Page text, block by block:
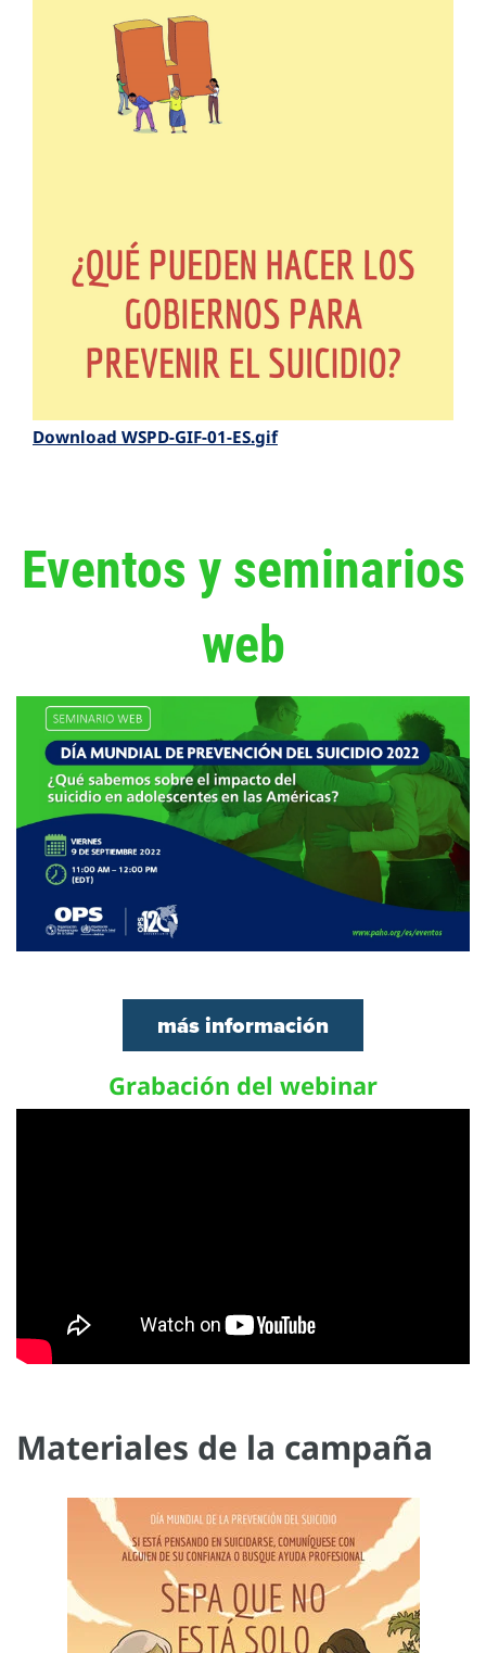
Download WSPD-GIF-01-ES.gif
Eventos y seminarios
web
más información
Grabación del webinar
Materiales de la campaña